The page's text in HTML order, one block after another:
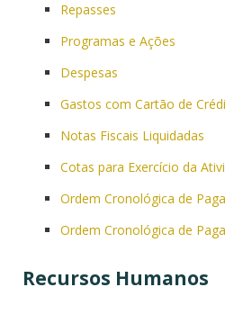
Repasses
Programas e Ações
Despesas
Gastos com Cartão de
Notas Fiscais Liquidadas
Cotas para Exercício da
Ordem Cronológica de
Ordem Cronológica de
Recursos Humanos